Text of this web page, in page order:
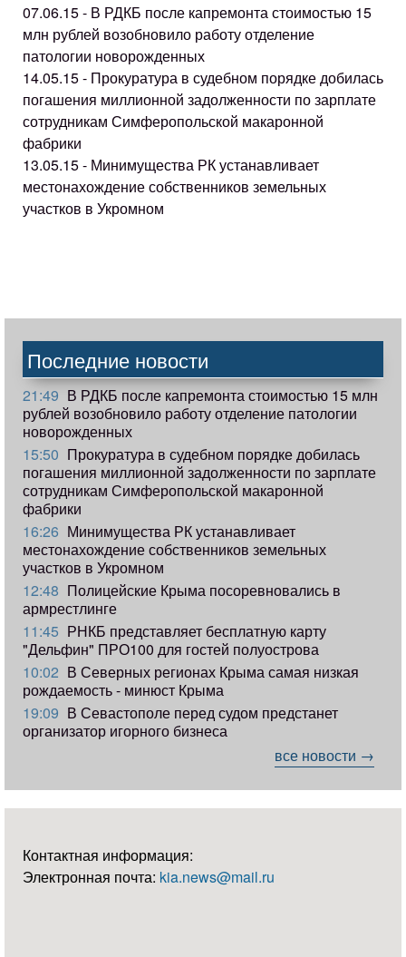
07.06.15 - В РДКБ после капремонта стоимостью 15
млн рублей возобновило работу отделение
патологии новорожденных
14.05.15 - Прокуратура в судебном порядке добилась
погашения миллионной задолженности по зарплате
сотрудникам Симферопольской макаронной
фабрики
13.05.15 - Минимущества РК устанавливает
местонахождение собственников земельных
участков в Укромном
Последние новости
21:49 В РДКБ после капремонта стоимостью 15 млн
рублей возобновило работу отделение патологии
новорожденных
15:50 Прокуратура в судебном порядке добилась
погашения миллионной задолженности по зарплате
сотрудникам Симферопольской макаронной
фабрики
16:26 Минимущества РК устанавливает
местонахождение собственников земельных
участков в Укромном
12:48 Полицейские Крыма посоревновались в
армрестлинге
11:45 РНКБ представляет бесплатную карту
"Дельфин" ПРО100 для гостей полуострова
10:02 В Северных регионах Крыма самая низкая
рождаемость - минюст Крыма
19:09 В Севастополе перед судом предстанет
организатор игорного бизнеса
все новости →
Контактная информация:
Электронная почта: kia.news@mail.ru